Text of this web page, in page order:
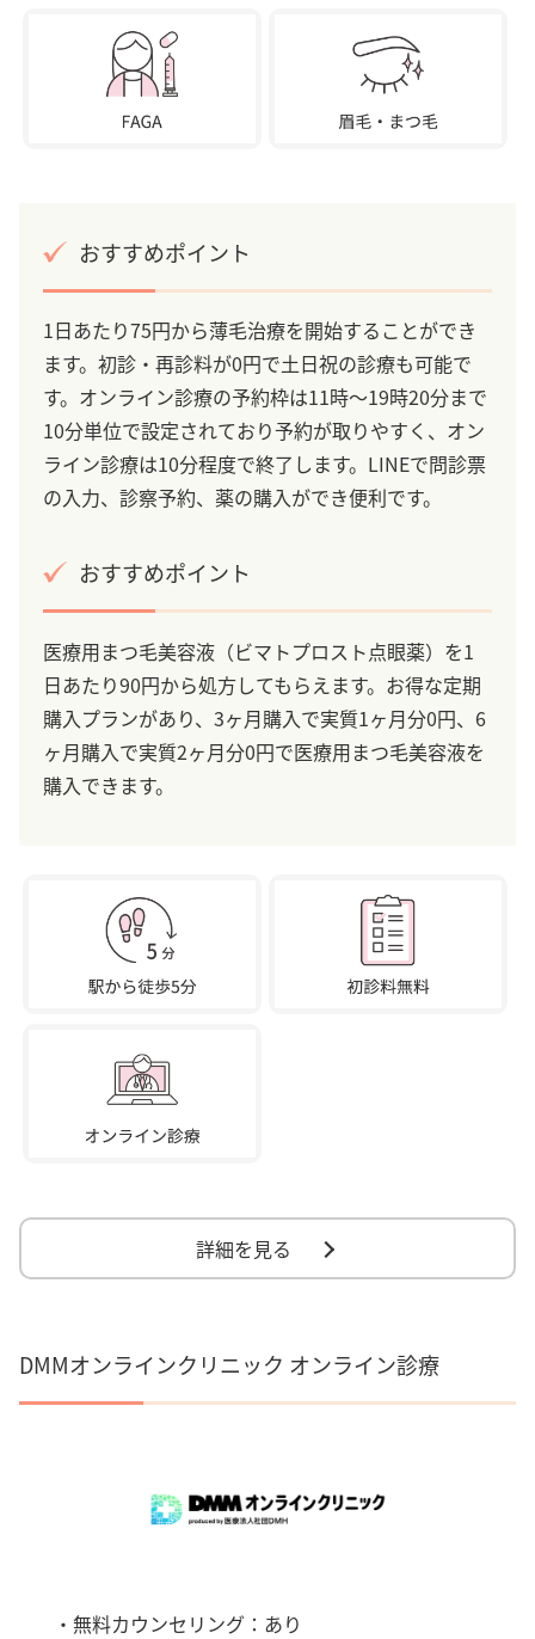
おすすめポイント
1日あたり75円から薄毛治療を開始することができ
ます。初診・再診料が0円で土日祝の診療も可能で
す。オンライン診療の予約枠は11時～19時20分まで
10分単位で設定されており予約が取りやすく、オン
ライン診療は10分程度で終了します。LINEで問診票
の入力、診察予約、薬の購入ができ便利です。
おすすめポイント
医療用まつ毛美容液（ビマトプロスト点眼薬）を1
日あたり90円から処方してもらえます。お得な定期
購入プランがあり、3ヶ月購入で実質1ヶ月分0円、6
ヶ月購入で実質2ヶ月分0円で医療用まつ毛美容液を
購入できます。
詳細を見る
DMMオンラインクリニック オンライン診療
・無料カウンセリング：あり